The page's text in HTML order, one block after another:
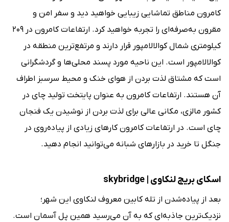
کامرون مناطق تماشایی زیبایی خواهید دید و سفر امن و
مقرون به‌صرفه‌ای را تجربه خواهید کرد. ارتفاعات کامرون در ۲۰۹
کیلومتری شمال کوالالامپور قرار دارند و مرتفع‌ترین منطقه در
کوالالامپور است. این ناحیه مورد پسند محلی‌ها و گردشگرانی
است که مشتاق لذت بردن از هوای خنک و محیط سرسبز اطراف
آن هستند. ارتفاعات کامرون به عنوان پایتخت تولید چای در
کشور مالزی، مکانی عالی برای لذت بردن از نوشیدن یک فنجان
چای است. در ارتفاعات کامرون کارهای زیادی از پیاده‌روی در
جنگل تا خرید در بازارهای شبانه می‌‌توانید انجام دهید.
اسکای بریج لنکاوی | skybridge
بعد از پیاده‌شدن از تله کابین معروف لنکاوی این شهر؛
نزدیک‌ترین جاذبه‌ای که به آن می‌رسید همین پل آسمان است.